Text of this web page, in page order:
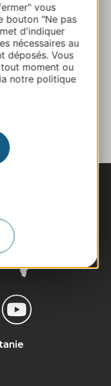
vous
bouton "Ne pas
d'indiquer
nécessaires au
déposés. Vous
moment ou
notre politique